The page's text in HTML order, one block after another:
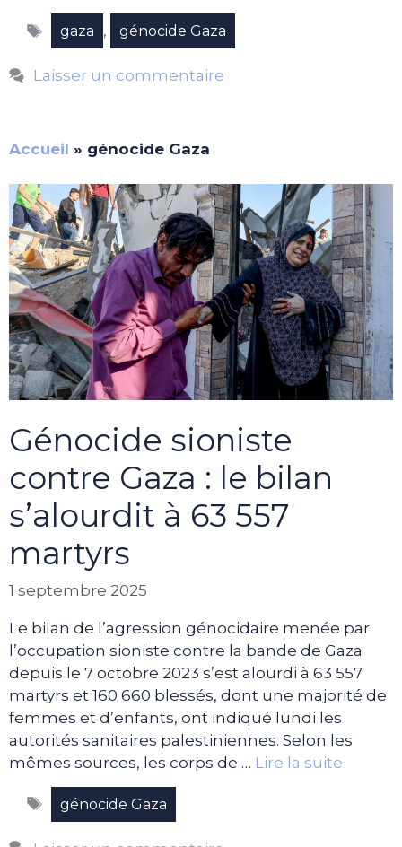
Étiquettes
gaza , génocide Gaza
Laisser un commentaire
Accueil » génocide Gaza
Génocide sioniste
contre Gaza : le bilan
s’alourdit à 63 557
martyrs
1 septembre 2025
Le bilan de l’agression génocidaire menée par
l’occupation sioniste contre la bande de Gaza
depuis le 7 octobre 2023 s’est alourdi à 63 557
martyrs et 160 660 blessés, dont une majorité de
femmes et d’enfants, ont indiqué lundi les
autorités sanitaires palestiniennes. Selon les
mêmes sources, les corps de … Lire la suite
Étiquettes
génocide Gaza